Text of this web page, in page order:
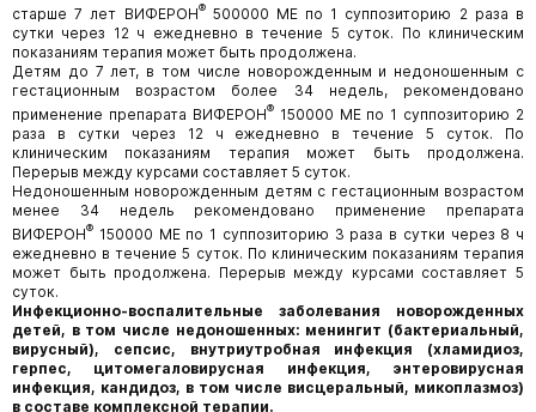
старше 7 лет ВИФЕРОН®500000 МЕ по 1 суппозиторию 2 раза в
сутки через 12 ч ежедневно в течение 5 суток. По клиническим
показаниям терапия может быть продолжена.
Детям до 7 лет, в том числе новорожденным и недоношенным с
гестационным возрастом более 34 недель, рекомендовано
применение препарата ВИФЕРОН®150000 МЕ по 1 суппозиторию 2
раза в сутки через 12 ч ежедневно в течение 5 суток. По
клиническим показаниям терапия может быть продолжена.
Перерыв между курсами составляет 5 суток.
Недоношенным новорожденным детям с гестационным возрастом
менее 34 недель рекомендовано применение препарата
ВИФЕРОН® 150000 МЕ по 1 суппозиторию 3 раза в сутки через 8 ч
ежедневно в течение 5 суток. По клиническим показаниям терапия
может быть продолжена. Перерыв между курсами составляет 5
суток.
Инфекционно-воспалительные заболевания новорожденных
детей, в том числе недоношенных: менингит (бактериальный,
вирусный), сепсис, внутриутробная инфекция (хламидиоз,
герпес, цитомегаловирусная инфекция, энтеровирусная
инфекция, кандидоз, в том числе висцеральный, микоплазмоз)
в составе комплексной терапии.